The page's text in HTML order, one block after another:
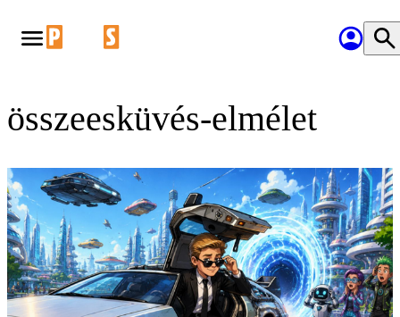
összeesküvés-elmélet